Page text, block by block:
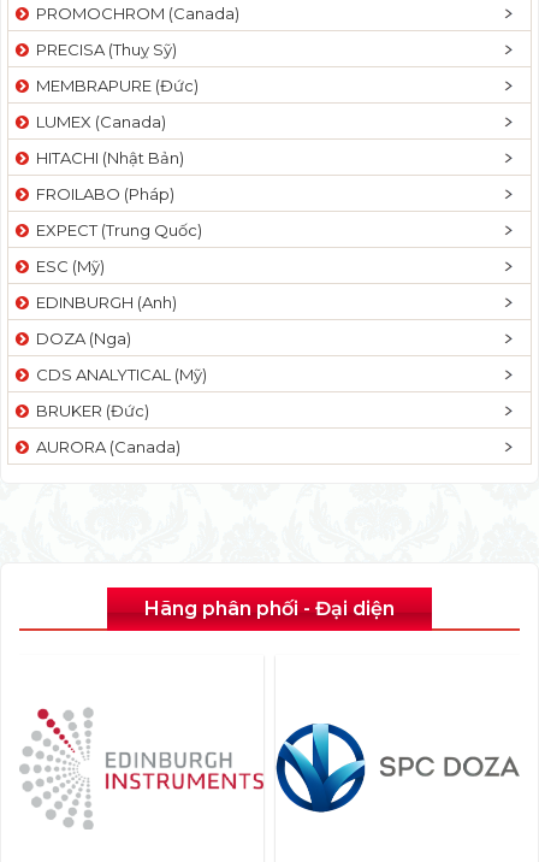
PROMOCHROM (Canada)
PRECISA (Thuỵ Sỹ)
MEMBRAPURE (Đức)
LUMEX (Canada)
HITACHI (Nhật Bản)
FROILABO (Pháp)
EXPECT (Trung Quốc)
ESC (Mỹ)
EDINBURGH (Anh)
DOZA (Nga)
CDS ANALYTICAL (Mỹ)
BRUKER (Đức)
AURORA (Canada)
Hãng phân phối - Đại diện